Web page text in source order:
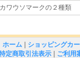
ワウソマークの２種類
ホーム
ショッピングカ
定商取引法表示
ご利用